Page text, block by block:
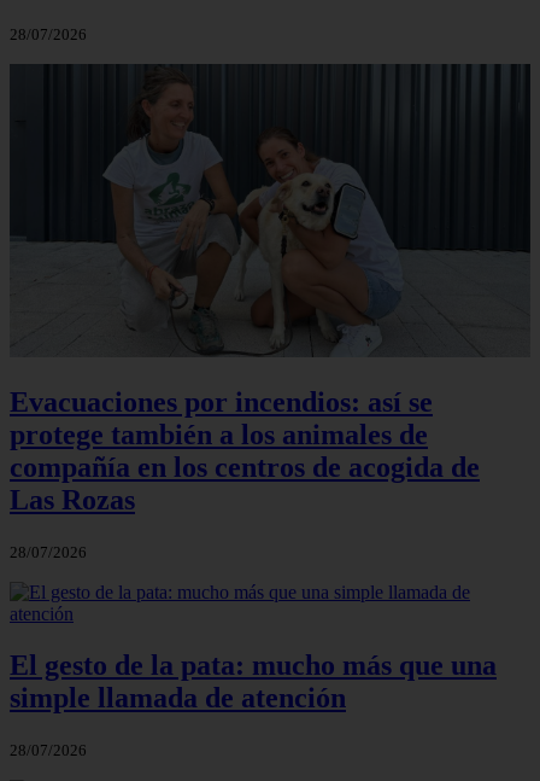
28/07/2026
Evacuaciones por incendios: así se
protege también a los animales de
compañía en los centros de acogida de
Las Rozas
28/07/2026
El gesto de la pata: mucho más que una
simple llamada de atención
28/07/2026